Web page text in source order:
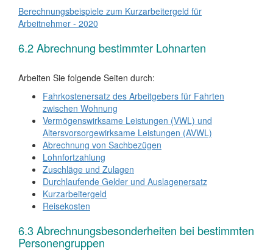
Berechnungsbeispiele zum Kurzarbeitergeld für
Arbeitnehmer - 2020
6.2 Abrechnung bestimmter Lohnarten
Arbeiten Sie folgende Seiten durch:
Fahrkostenersatz des Arbeitgebers für Fahrten
zwischen Wohnung
Vermögenswirksame Leistungen (VWL) und
Altersvorsorgewirksame Leistungen (AVWL)
Abrechnung von Sachbezügen
Lohnfortzahlung
Zuschläge und Zulagen
Durchlaufende Gelder und Auslagenersatz
Kurzarbeitergeld
Reisekosten
6.3 Abrechnungsbesonderheiten bei bestimmten
Personengruppen